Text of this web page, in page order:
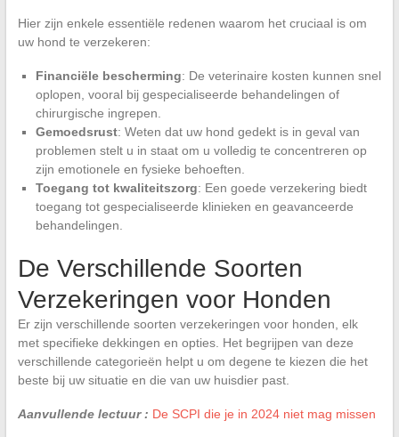
Hier zijn enkele essentiële redenen waarom het cruciaal is om
uw hond te verzekeren:
Financiële bescherming: De veterinaire kosten kunnen snel
oplopen, vooral bij gespecialiseerde behandelingen of
chirurgische ingrepen.
Gemoedsrust: Weten dat uw hond gedekt is in geval van
problemen stelt u in staat om u volledig te concentreren op
zijn emotionele en fysieke behoeften.
Toegang tot kwaliteitszorg: Een goede verzekering biedt
toegang tot gespecialiseerde klinieken en geavanceerde
behandelingen.
De Verschillende Soorten
Verzekeringen voor Honden
Er zijn verschillende soorten verzekeringen voor honden, elk
met specifieke dekkingen en opties. Het begrijpen van deze
verschillende categorieën helpt u om degene te kiezen die het
beste bij uw situatie en die van uw huisdier past.
Aanvullende lectuur : De SCPI die je in 2024 niet mag missen